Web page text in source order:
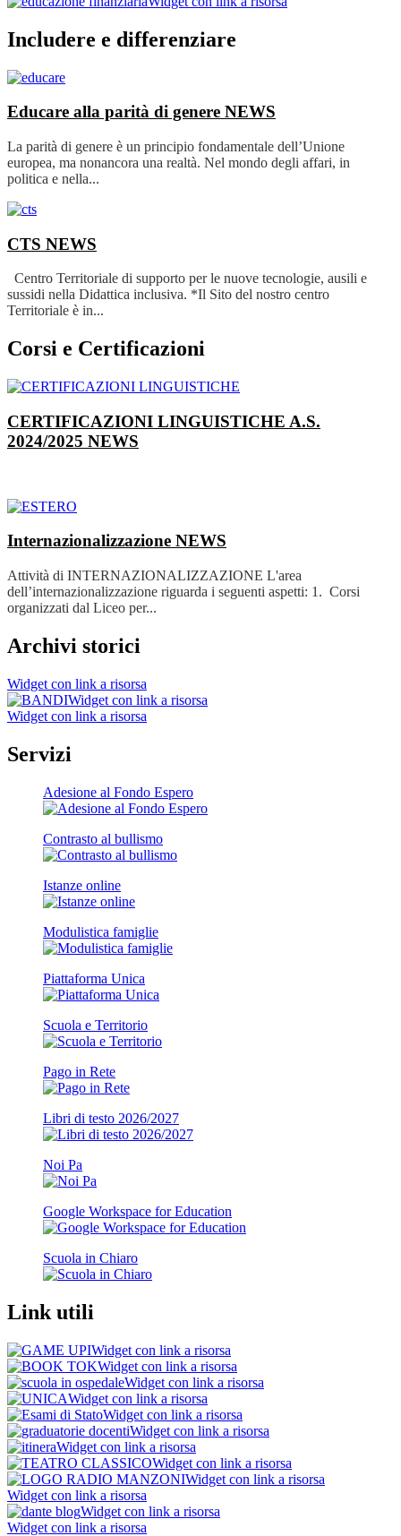
Includere e differenziare
Educare alla parità di genere NEWS
La parità di genere è un principio fondamentale dell’Unione
europea, ma nonancora una realtà. Nel mondo degli affari, in
politica e nella...
CTS NEWS
Centro Territoriale di supporto per le nuove tecnologie, ausili e
sussidi nella Didattica inclusiva. *Il Sito del nostro centro
Territoriale è in...
Corsi e Certificazioni
CERTIFICAZIONI LINGUISTICHE A.S.
2024/2025 NEWS
Internazionalizzazione NEWS
Attività di INTERNAZIONALIZZAZIONE L'area
dell’internazionalizzazione riguarda i seguenti aspetti: 1. Corsi
organizzati dal Liceo per...
Archivi storici
Widget con link a risorsa
Widget con link a risorsa
Widget con link a risorsa
Servizi
Adesione al Fondo Espero
Contrasto al bullismo
Istanze online
Modulistica famiglie
Piattaforma Unica
Scuola e Territorio
Pago in Rete
Libri di testo 2026/2027
Noi Pa
Google Workspace for Education
Scuola in Chiaro
Link utili
Widget con link a risorsa
Widget con link a risorsa
Widget con link a risorsa
Widget con link a risorsa
Widget con link a risorsa
Widget con link a risorsa
Widget con link a risorsa
Widget con link a risorsa
Widget con link a risorsa
Widget con link a risorsa
Widget con link a risorsa
Widget con link a risorsa